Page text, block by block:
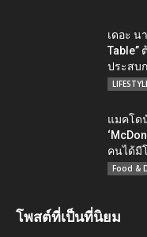
เดอะ น
Table”
ประสบ
แมคโด
คนได้มี
Food &
โพสต์ที่เป็นที่นิยม